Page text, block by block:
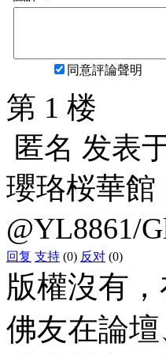
同意評論聲明
第 1 楼
匿名 发表
瓔珞桜華館
@YL8861/
回复 支持 (0) 反对 (0)
版權沒有
佛友在論